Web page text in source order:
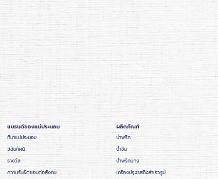
แบรนด์ของแม่ประนอม
ที่มาแม่ประนอม
วิสัยทัศน์
รางวัล
ความรับผิดชอบต่อสังคม
ผลิตภัณฑ์
น้ำพริก
น้ำจิ้ม
น้ำพริกแกง
เครื่องปรุงรสกึ่งสำเร็จรูป